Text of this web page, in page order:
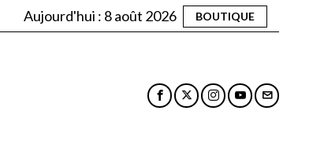
Aujourd'hui : 8 août 2026 BOUTIQUE